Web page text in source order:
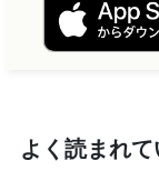
よく読まれ